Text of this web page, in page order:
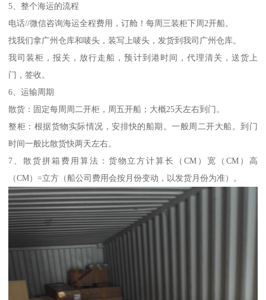
5、整个海运的流程
电话//微信咨询海运全程费用，订舱！每周三装柜下周2开船。
找我们拿广州仓库和唛头，装写上唛头，发货到我司广州仓库。
我司装柜，报关，放行走船，预计到港时间，代理清关，送货上
门，签收。
6、运输周期
散货：固定每周周二开柜，周五开船；大概25天左右到门。
整柜：根据货物实际情况，安排快的船期。一般周二开大船。到门
时间一般比散货快两天左右。
7、散货拼箱费用算法：货物立方计算长（CM）宽（CM）高
（CM）=立方（船公司费用会按月份变动，以发货月份为准）。